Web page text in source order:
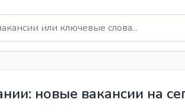
новые вакансии на